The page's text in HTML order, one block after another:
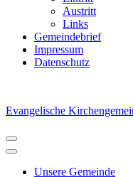
Austritt
Links
Gemeindebrief
Impressum
Datenschutz
Evangelische
Navigationsmenü
Unsere Gemeinde